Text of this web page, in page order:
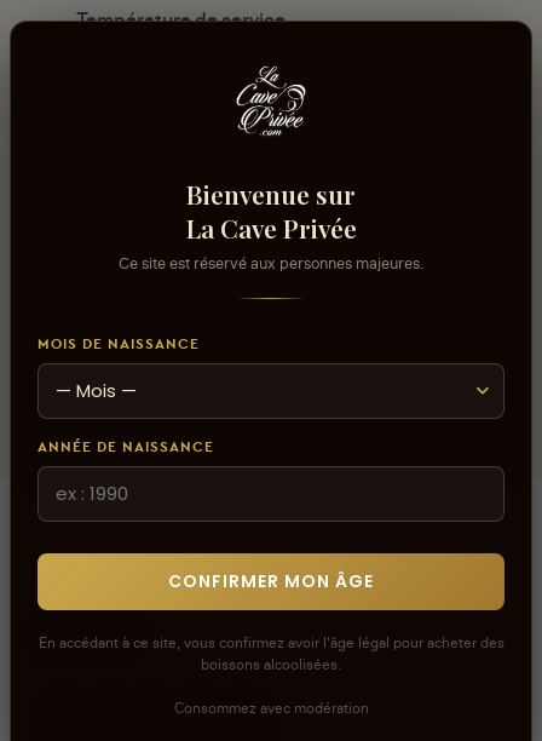
Température de service
Volume alcool
Domaine
Domaine Bott-Geyl
Avis
Bienvenue sur
La Cave Privée
Ce site est réservé aux personnes majeures.
MOIS DE NAISSANCE
ANNÉE DE NAISSANCE
CONFIRMER MON ÂGE
En accédant à ce site, vous confirmez avoir l'âge légal pour acheter des
boissons alcoolisées.
Consommez avec modération